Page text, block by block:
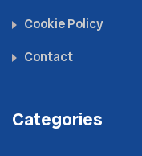
Cookie Policy
Contact
Categories